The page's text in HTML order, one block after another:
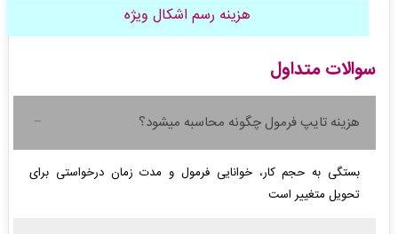
هزینه رسم اشکال ویژه
سوالات متداول
هزینه تایپ فرمول چگونه محاسبه میشود؟
بستگی به حجم کار، خوانایی فرمول و مدت زمان درخواستی برای
تحویل متغییر است